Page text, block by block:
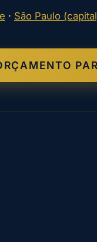
· São Paulo